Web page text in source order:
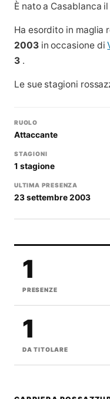
È nato a Casablanca
Ha esordito in maglia
2003 in occasione di
3 .
Le sue stagioni
RUOLO
Attaccante
STAGIONI
1 stagione
ULTIMA PRESENZA
23 settembre 2003
1
PRESENZE
1
DA TITOLARE